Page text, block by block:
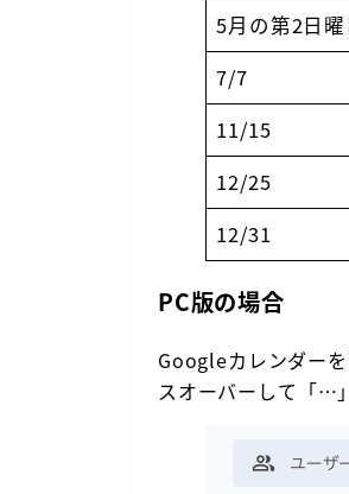
5月の第2日曜
7/7
11/15
12/25
12/31
PC版の場合
Googleカレンダー
スオーバーして「…